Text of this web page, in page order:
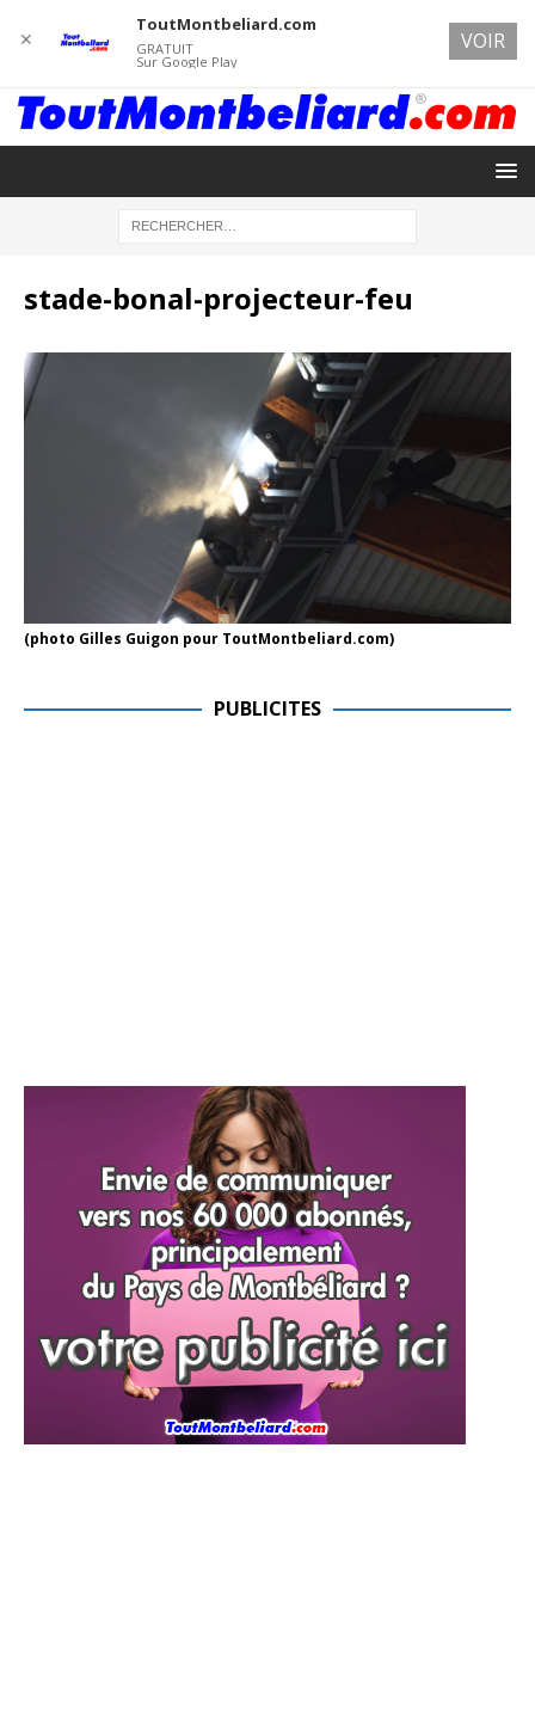
stade-bonal-projecteur-feu
(photo Gilles Guigon pour ToutMontbeliard.com)
PUBLICITES
✕
ToutMontbeliard.com
GRATUIT
Sur Google Play
VOIR